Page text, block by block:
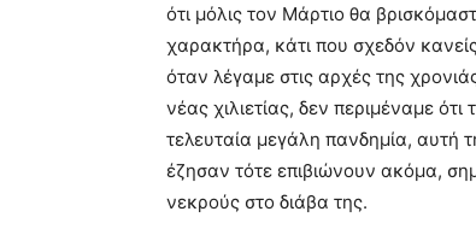
ότι μόλις τον Μάρτιο θα
χαρακτήρα, κάτι που σχεδόν
όταν λέγαμε στις αρχές της
νέας χιλιετίας, δεν περιμέναμε
τελευταία μεγάλη πανδημία, αυτή
έζησαν τότε επιβιώνουν ακόμα,
νεκρούς στο διάβα της.